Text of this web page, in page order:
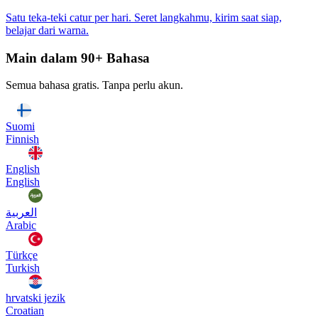
Satu teka-teki catur per hari. Seret langkahmu, kirim saat siap,
belajar dari warna.
Main dalam 90+ Bahasa
Semua bahasa gratis. Tanpa perlu akun.
Suomi
Finnish
English
English
العربية
Arabic
Türkçe
Turkish
hrvatski jezik
Croatian